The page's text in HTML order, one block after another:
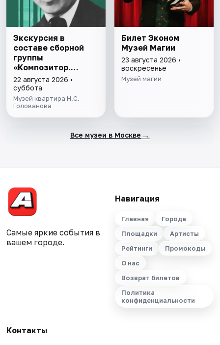
Экскурсия в
составе сборной
группы
«Композитор.
Дирижер.
Коллекционер»
22 августа 2026 •
суббота
Музей квартира Н.С.
Голованова
Билет Эконом
Музей Магии
23 августа 2026 •
воскресенье
Музей магии
Все музеи в Москве →
Самые яркие события в
вашем городе.
Навигация
Главная
Города
Площадки
Артисты
Рейтинги
Промокоды
О нас
Возврат билетов
Политика
конфиденциальности
Контакты